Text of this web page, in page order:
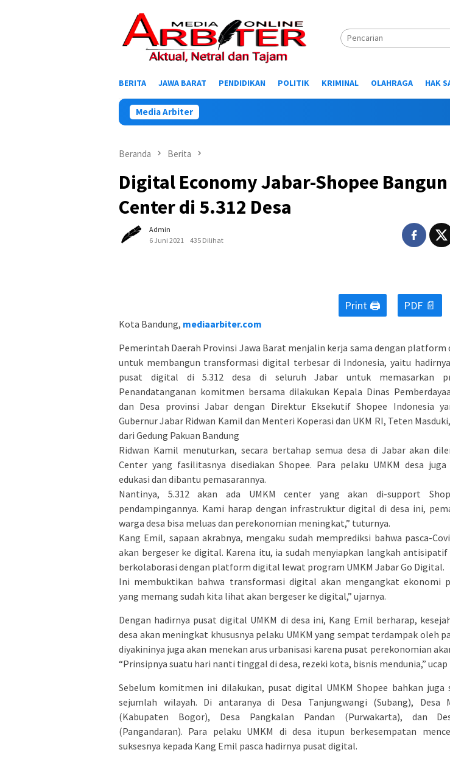
BERITA JAWA BARAT PENDIDIKAN POLITIK KRIMINAL OLAHRAGA HAK
Media Arbiter
Beranda Berita
Digital Economy Jabar-Shopee Bangun
Center di 5.312 Desa
Admin
6 Juni 2021
435 Dilihat
Print 🖨 PDF 📄
Kota Bandung, mediaarbiter.com
Pemerintah Daerah Provinsi Jawa Barat menjalin kerja sama dengan platform
untuk membangun transformasi digital terbesar di Indonesia, yaitu
pusat digital di 5.312 desa di seluruh Jabar untuk memasarkan
Penandatanganan komitmen bersama dilakukan Kepala Dinas
dan Desa provinsi Jabar dengan Direktur Eksekutif Shopee Indonesia
Gubernur Jabar Ridwan Kamil dan Menteri Koperasi dan UKM RI, Teten
dari Gedung Pakuan Bandung
Ridwan Kamil menuturkan, secara bertahap semua desa di Jabar akan
Center yang fasilitasnya disediakan Shopee. Para pelaku UMKM desa
edukasi dan dibantu pemasarannya.
Nantinya, 5.312 akan ada UMKM center yang akan di-support
pendampingannya. Kami harap dengan infrastruktur digital di desa ini,
warga desa bisa meluas dan perekonomian meningkat,” tuturnya.
Kang Emil, sapaan akrabnya, mengaku sudah memprediksi bahwa pasca-
akan bergeser ke digital. Karena itu, ia sudah menyiapkan langkah antisipatif
berkolaborasi dengan platform digital lewat program UMKM Jabar Go Digital.
Ini membuktikan bahwa transformasi digital akan mengangkat ekonomi
yang memang sudah kita lihat akan bergeser ke digital,” ujarnya.
Dengan hadirnya pusat digital UMKM di desa ini, Kang Emil berharap,
desa akan meningkat khususnya pelaku UMKM yang sempat terdampak oleh
diyakininya juga akan menekan arus urbanisasi karena pusat perekonomian
“Prinsipnya suatu hari nanti tinggal di desa, rezeki kota, bisnis mendunia,” ucap
Sebelum komitmen ini dilakukan, pusat digital UMKM Shopee bahkan juga
sejumlah wilayah. Di antaranya di Desa Tanjungwangi (Subang), Desa
(Kabupaten Bogor), Desa Pangkalan Pandan (Purwakarta), dan
(Pangandaran). Para pelaku UMKM di desa itupun berkesempatan
suksesnya kepada Kang Emil pasca hadirnya pusat digital.